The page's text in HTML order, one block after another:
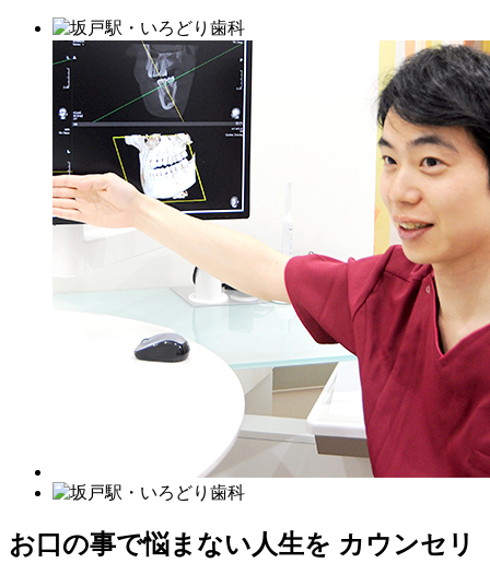
お口の事で悩まない人生を カウンセリ